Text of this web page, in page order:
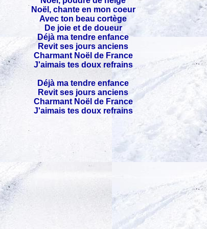
Noël, chante en mon coeur
Avec ton beau cortège
De joie et de doueur
Déjà ma tendre enfance
Revit ses jours anciens
Charmant Noël de France
J'aimais tes doux refrains
Déjà ma tendre enfance
Revit ses jours anciens
Charmant Noël de France
J'aimais tes doux refrains